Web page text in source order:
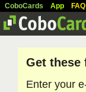
CoboCards App
Get these
Enter your